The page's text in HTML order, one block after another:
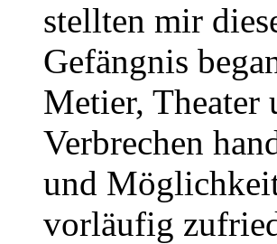
stellten mir
Gefängnis
Metier, Theater
Verbrechen
und
vorläufig